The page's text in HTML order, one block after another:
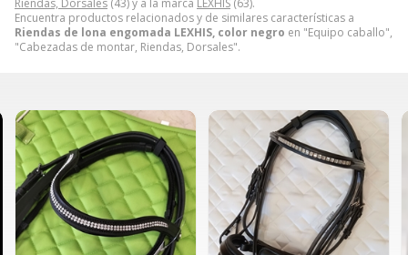
Riendas, Dorsales (43) y a la marca LEXHIS (63).
Encuentra productos relacionados y de similares características a
Riendas de lona engomada LEXHIS, color negro en "Equipo caballo",
"Cabezadas de montar, Riendas, Dorsales".